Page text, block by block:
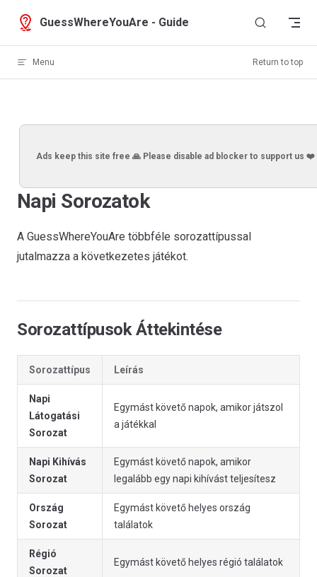
Skip to content
GuessWhereYouAre - Guide
Menu Return to top
Ads keep this site free 🙏 Please disable ad blocker to support us ❤️
Napi Sorozatok
A GuessWhereYouAre többféle sorozattípussal
jutalmazza a következetes játékot.
Sorozattípusok Áttekintése
Sorozattípus Leírás
Napi
Látogatási
Sorozat
Egymást követő napok, amikor játszol
a játékkal
Napi Kihívás
Sorozat
Egymást követő napok, amikor
legalább egy napi kihívást teljesítesz
Ország
Sorozat
Egymást követő helyes ország
találatok
Régió
Sorozat
Egymást követő helyes régió találatok